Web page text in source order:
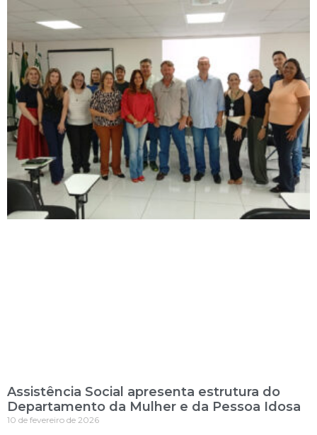
Assistência Social apresenta estrutura do
Departamento da Mulher e da Pessoa Idosa
10 de fevereiro de 2026